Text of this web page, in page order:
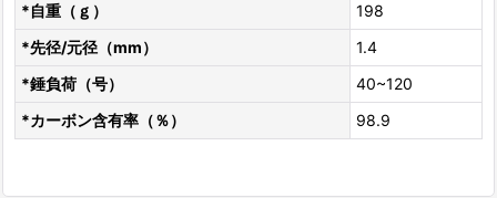
*自重（ｇ）
198
*先径/元径（mm）
1.4
*錘負荷（号）
40~120
*カーボン含有率（％）
98.9